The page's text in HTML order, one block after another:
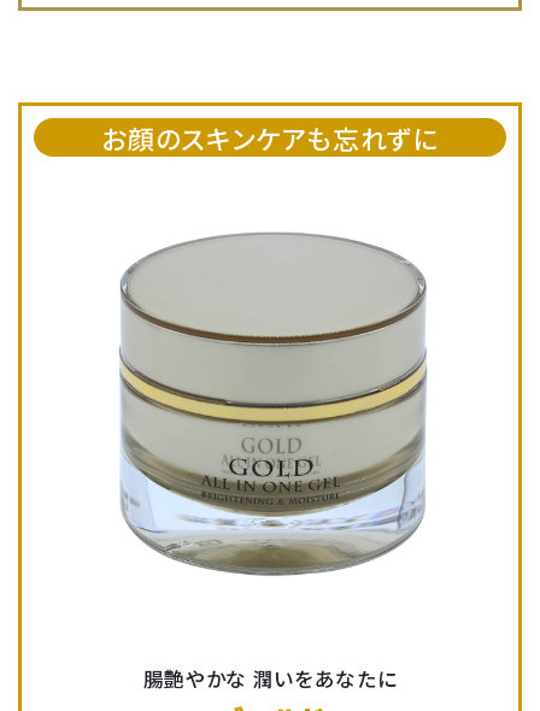
お顔のスキンケアも忘れずに
腸艶やかな 潤いをあなたに